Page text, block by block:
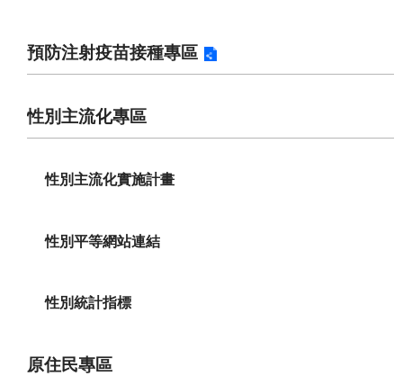
預防注射疫苗接種專區
性別主流化專區
性別主流化實施計畫
性別平等網站連結
性別統計指標
原住民專區